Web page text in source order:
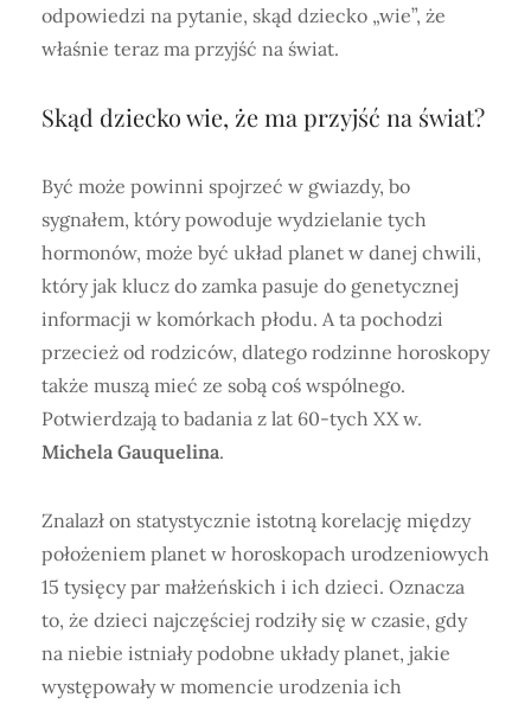
odpowiedzi na pytanie, skąd dziecko „wie”, że
właśnie teraz ma przyjść na świat.
Skąd dziecko wie, że ma przyjść na świat?
Być może powinni spojrzeć w gwiazdy, bo
sygnałem, który powoduje wydzielanie tych
hormonów, może być układ planet w danej chwili,
który jak klucz do zamka pasuje do genetycznej
informacji w komórkach płodu. A ta pochodzi
przecież od rodziców, dlatego rodzinne horoskopy
także muszą mieć ze sobą coś wspólnego.
Potwierdzają to badania z lat 60-tych XX w.
Michela Gauquelina.
Znalazł on statystycznie istotną korelację między
położeniem planet w horoskopach urodzeniowych
15 tysięcy par małżeńskich i ich dzieci. Oznacza
to, że dzieci najczęściej rodziły się w czasie, gdy
na niebie istniały podobne układy planet, jakie
występowały w momencie urodzenia ich